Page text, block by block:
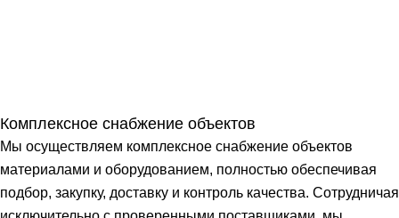
Комплексное снабжение объектов
Мы осуществляем комплексное снабжение объектов
материалами и оборудованием, полностью обеспечивая
подбор, закупку, доставку и контроль качества. Сотрудничая